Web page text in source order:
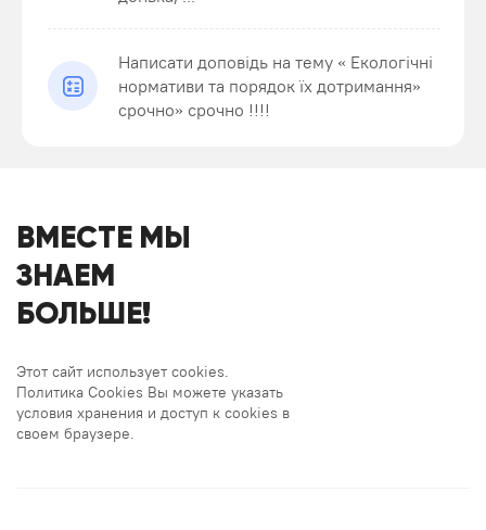
Написати доповідь на тему « Екологічні
нормативи та порядок їх дотримання»
срочно» срочно !!!!
ВМЕСТЕ МЫ
ЗНАЕМ
БОЛЬШЕ!
Этот сайт использует cookies.
Политика Cookies Вы можете указать
условия хранения и доступ к cookies в
своем браузере.